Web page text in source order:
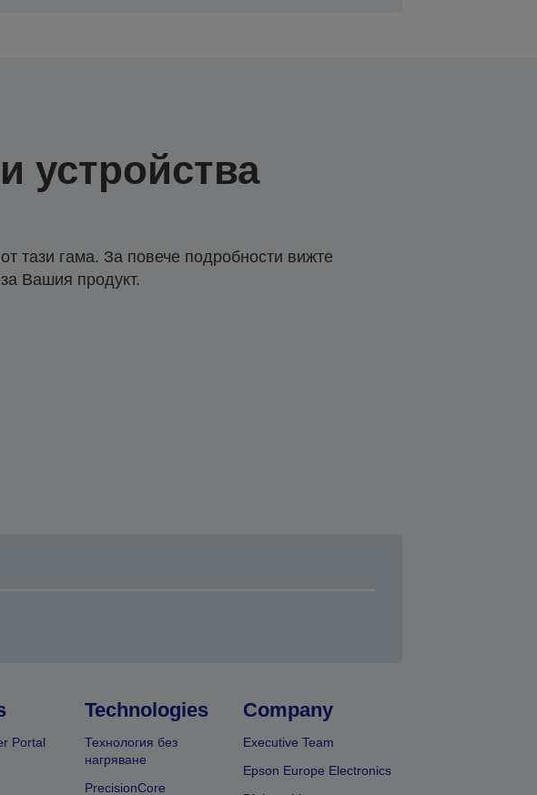
устройства
тази гама. За повече подробности вижте
Вашия продукт.
Portal
Technologies
Технология без
нагряване
PrecisionCore
Company
Executive Team
Epson Europe Electronics